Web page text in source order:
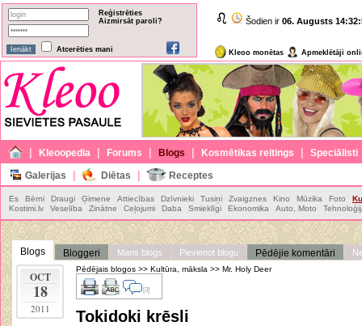
Reģistrēties
Aizmirsāt paroli?
Atcerēties mani
Šodien ir 06. Augusts
Kleoo monētas Apmeklētāji
| Kleoopedia | Forums | Blogs | Kosmētikas reitings | Speciālisti
Galerijas | Diētas | Receptes
Es Bērni Draugi Ģimene Attiecības Dzīvnieki Tusiņi Zvaigznes Kino Mūzika Foto
Kostimi.lv
Veselība Zinātne Ceļojumi Daba Smieklīgi Ekonomika Auto, Moto
Blogs Bloggeri Mans blogs Pievienot blogu Pēdējie komentāri
OCT
18
2011
Pēdējais blogos >> Kultūra, māksla >> Mr. Holy Deer
[3]
Tokidoki krēsli